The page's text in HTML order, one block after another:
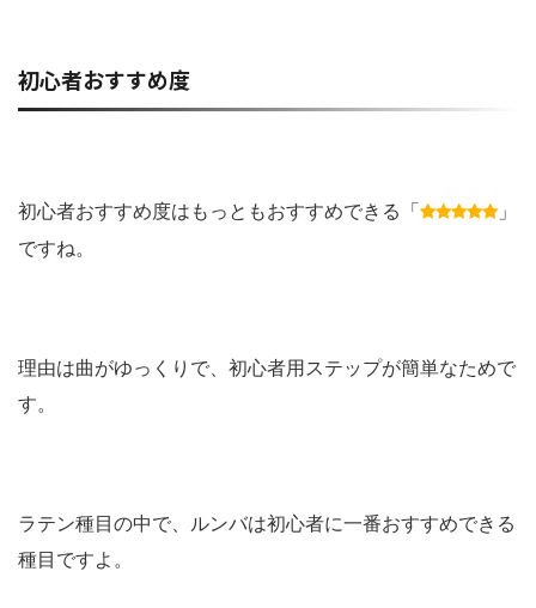
初心者おすすめ度
初心者おすすめ度はもっともおすすめできる「
」
ですね。
理由は曲がゆっくりで、初心者用ステップが簡単なためで
す。
ラテン種目の中で、ルンバは初心者に一番おすすめできる
種目ですよ。